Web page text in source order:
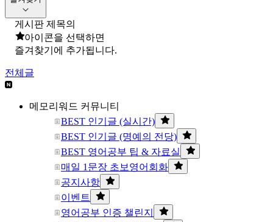
게시판 제목의
아이콘을 선택하면
즐겨찾기에 추가됩니다.
전체글
메모리워드 커뮤니티
BEST 인기글 (실시간)
BEST 인기글 (명예의 전당)
BEST 영어공부 팁 & 자료실
매일 1문장 초보영어회화
공지사항
이벤트
영어공부 인증 챌린지